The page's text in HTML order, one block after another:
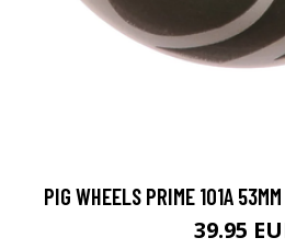
PIG WHEELS PRIME 101A
39.95